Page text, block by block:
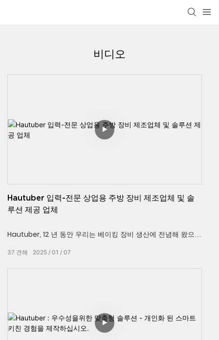
비디오
Hautuber 입력-전문 상업용 주방 장비 제조업체 및 솔
루션 제공 업체
Hautuber, 12 년 동안 우리는 베이킹 장비 생산에 전념해 왔으며
2025 01 07
37 견해